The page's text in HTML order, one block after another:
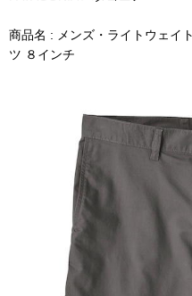
商品名 : メンズ・ライトウェイ
ツ ８インチ